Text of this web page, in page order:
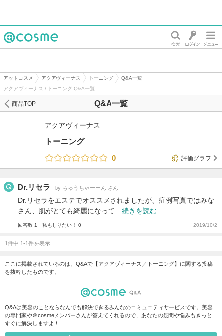
アットコスメ アクアヴィーナス トーニング
Q&A一覧
アクアヴィーナス / トーニング Q&A一覧
Q&A一覧
商品TOP
アクアヴィーナス
トーニング
0
評価グラフ
Dr.リセラ by ちゅうちゃーーん さん
Dr.リセラをエステでオススメされましたが、症例写真ではみな
さん、肌がとても綺麗になって… 続きを読む
回答数 1 私もしりたい！ 0 2019/10/2
1件中 1-1件を表示
ここに掲載されているのは、Q&Aで【アクアヴィーナス／トーニング】に関する投稿
を抜粋したものです。
Q&Aは美容のことならなんでも解決できるみんなのコミュニティサービスです。美容
の専門家や＠cosmeメンバーさんが答えてくれるので、あなたの疑問や悩みもきっと
すぐに解決しますよ！